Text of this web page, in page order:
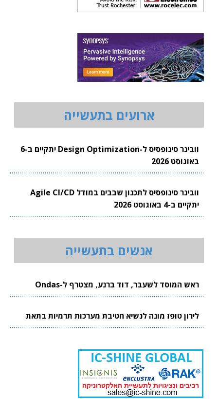
ארועים בתעשייה
וובינר סינופסיס ל-Design Optimization יתקיים ב-6
באוגוסט 2026
וובינר סינופסיס לתכנון שבבים במודל Agile CI/CD
יתקיים ב-4 באוגוסט 2026
אנשים בתעשייה
ראש המוסד לשעבר, דוד ברנע, מצטרף ל-Ondas
לירון טופז מונה לנשיא חטיבת מערכות תרמיות בתאת